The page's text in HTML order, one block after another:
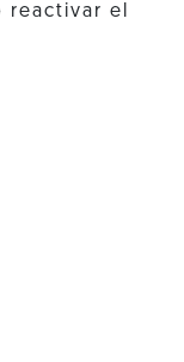
el